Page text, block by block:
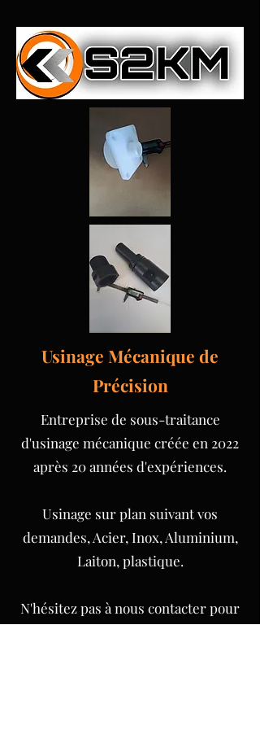
Usinage Mécanique de
Précision
Entreprise de sous-traitance
d'usinage mécanique créée en 2022
après 20 années d'expériences.
Usinage sur plan suivant vos
demandes, Acier, Inox, Aluminium,
Laiton, plastique.
N'hésitez pas à nous contacter pour